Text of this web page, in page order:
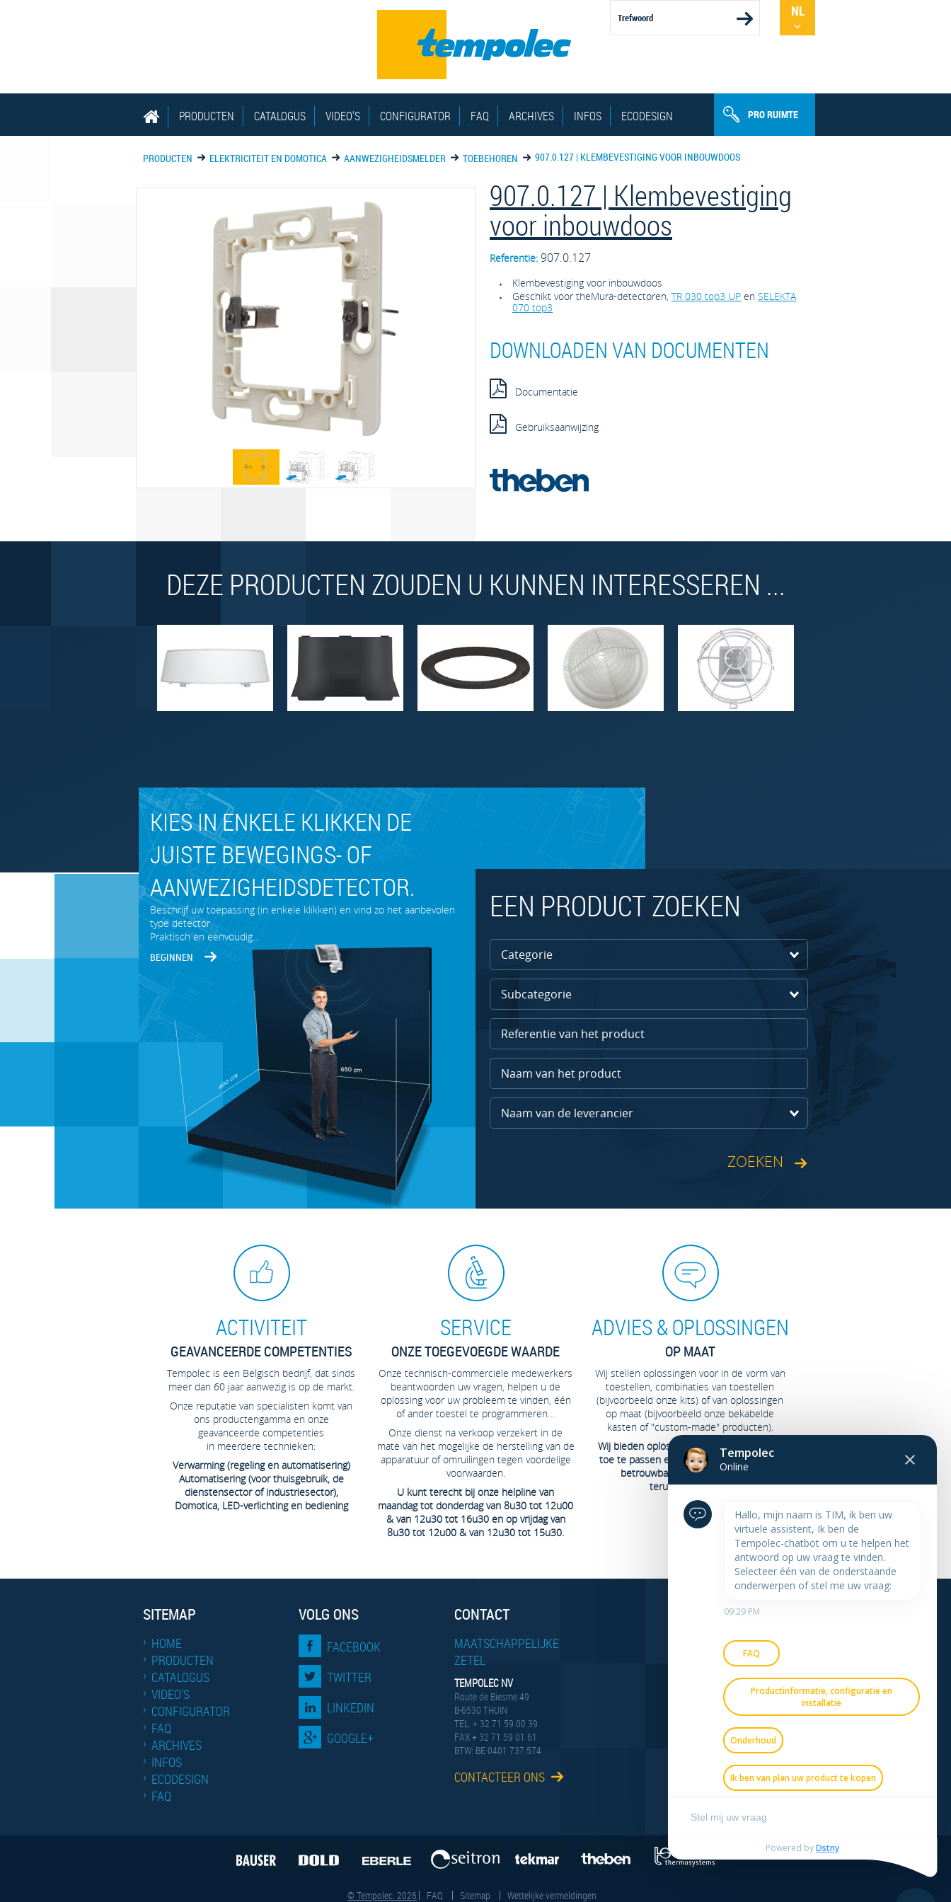
PRODUCTEN CATALOGUS VIDEO'S CONFIGURATOR FAQ ARCHIVES INFOS ECODESIGN PRO RUIMTE
FR
NL
PRODUCTEN ELEKTRICITEIT EN DOMOTICA AANWEZIGHEIDSMELDER TOEBEHOREN 907.0.127 | KLEMBEVESTIGING VOOR INBOUWDOOS
907.0.127 | Klembevestiging
voor inbouwdoos
Referentie: 907.0.127
Klembevestiging voor inbouwdoos
Geschikt voor theMura-detectoren, TR 030 top3 UP en SELEKTA
070 top3
DOWNLOADEN VAN DOCUMENTEN
Documentatie
Gebruiksaanwijzing
DEZE PRODUCTEN ZOUDEN U KUNNEN INTERESSEREN ...
KIES IN ENKELE KLIKKEN DE
JUISTE BEWEGINGS- OF
AANWEZIGHEIDSDETECTOR.
Beschrijf uw toepassing (in enkele klikken) en vind zo het aanbevolen
type detector.
Praktisch en eenvoudig…
BEGINNEN
EEN PRODUCT ZOEKEN
Categorie
Subcategorie
Naam van de leverancier
ACTIVITEIT
GEAVANCEERDE COMPETENTIES
Tempolec is een Belgisch bedrijf, dat sinds
meer dan 60 jaar aanwezig is op de markt.
Onze reputatie van specialisten komt van
ons productengamma en onze
geavanceerde competenties
in meerdere technieken:
Verwarming (regeling en automatisering)
Automatisering (voor thuisgebruik, de
dienstensector of industriesector),
Domotica, LED-verlichting en bediening
SERVICE
ONZE TOEGEVOEGDE WAARDE
Onze technisch-commerciële medewerkers
beantwoorden uw vragen, helpen u de
oplossing voor uw probleem te vinden, één
of ander toestel te programmeren…
Onze dienst na verkoop verzekert in de
mate van het mogelijke de herstelling van de
apparatuur of omruilingen tegen voordelige
voorwaarden.
U kunt terecht bij onze helpline van
maandag tot donderdag van 8u30 tot 12u00
& van 12u30 tot 16u30 en op vrijdag van
8u30 tot 12u00 & van 12u30 tot 15u30.
ADVIES & OPLOSSINGEN
OP MAAT
Wij stellen oplossingen voor in de vorm van
toestellen, combinaties van toestellen
(bijvoorbeeld onze kits) of van oplossingen
op maat (bijvoorbeeld onze bekabelde
kasten of "custom-made" producten).
Wij bieden oplossingen aan die eenvoudig
toe te passen en te gebruiken zijn en die
betrouwbaar, innovatief en snel
terugverdiend zijn.
SITEMAP
HOME
PRODUCTEN
CATALOGUS
VIDEO'S
CONFIGURATOR
FAQ
ARCHIVES
INFOS
ECODESIGN
FAQ
VOLG ONS
FACEBOOK
TWITTER
LINKEDIN
GOOGLE+
CONTACT
MAATSCHAPPELIJKE
ZETEL
TEMPOLEC NV
Route de Biesme 49
B-6530 THUIN
TEL. + 32 71 59 00 39
FAX + 32 71 59 01 61
BTW: BE 0401 737 574
CONTACTEER ONS
© Tempolec. 2026 FAQ Sitemap Wettelijke vermeldingen
Tempolec
Online
Hallo, mijn naam is TIM, ik ben uw
virtuele assistent, Ik ben de
Tempolec-chatbot om u te helpen het
antwoord op uw vraag te vinden.
Selecteer één van de onderstaande
onderwerpen of stel me uw vraag:
09:29 PM
FAQ
Productinformatie, configuratie en
installatie
Onderhoud
Ik ben van plan uw product te kopen
Andere
Powered byDstny